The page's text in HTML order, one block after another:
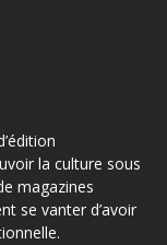
la culture sous
magazines
se vanter d’avoir